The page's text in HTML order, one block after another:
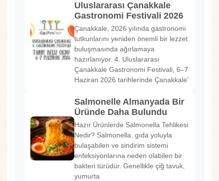
Uluslararası Çanakkale
Gastronomi Festivali 2026
Çanakkale, 2026 yılında gastronomi
tutkunlarını yeniden önemli bir lezzet
buluşmasında ağırlamaya
hazırlanıyor. 4. Uluslararası
Çanakkale Gastronomi Festivali, 6–7
Haziran 2026 tarihlerinde Çanakkale’
Salmonelle Almanyada Bir
Üründe Daha Bulundu
Hazır Ürünlerde Salmonella Tehlikesi
Nedir? Salmonella, gıda yoluyla
bulaşabilen ve sindirim sistemi
enfeksiyonlarına neden olabilen bir
bakteri türüdür. Genellikle çiğ tavuk,
yumurta